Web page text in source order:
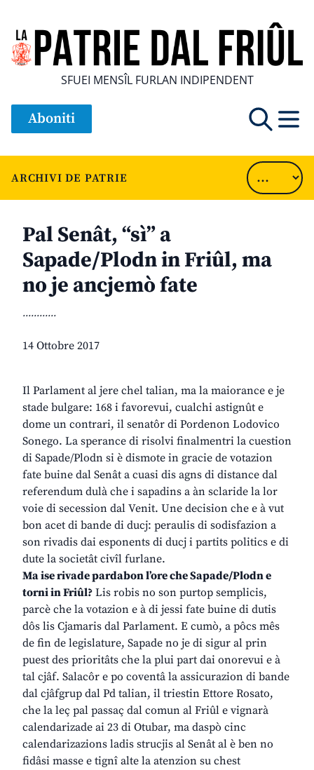
SFUEI MENSÎL FURLAN INDIPENDENT
Aboniti
ARCHIVI DE PATRIE
Pal Senât, “sì” a
Sapade/Plodn in Friûl, ma
no je ancjemò fate
............
14 Ottobre 2017
Il Parlament al jere chel talian, ma la maiorance e je
stade bulgare: 168 i favorevui, cualchi astignût e
dome un contrari, il senatôr di Pordenon Lodovico
Sonego. La sperance di risolvi finalmentri la cuestion
di Sapade/Plodn si è dismote in gracie de votazion
fate buine dal Senât a cuasi dis agns di distance dal
referendum dulà che i sapadins a àn sclaride la lor
voie di secession dal Venit. Une decision che e à vut
bon acet di bande di ducj: peraulis di sodisfazion a
son rivadis dai esponents di ducj i partits politics e di
dute la societât civîl furlane.
Ma ise rivade pardabon l’ore che Sapade/Plodn e
torni in Friûl? Lis robis no son purtop semplicis,
parcè che la votazion e à di jessi fate buine di dutis
dôs lis Cjamaris dal Parlament. E cumò, a pôcs mês
de fin de legislature, Sapade no je di sigur al prin
puest des prioritâts che la plui part dai onorevui e à
tal cjâf. Salacôr e po coventâ la assicurazion di bande
dal cjâfgrup dal Pd talian, il triestin Ettore Rosato,
che la leç pal passaç dal comun al Friûl e vignarà
calendarizade ai 23 di Otubar, ma daspò cinc
calendarizazions ladis strucjis al Senât al è ben no
fidâsi masse e tignî alte la atenzion su chest